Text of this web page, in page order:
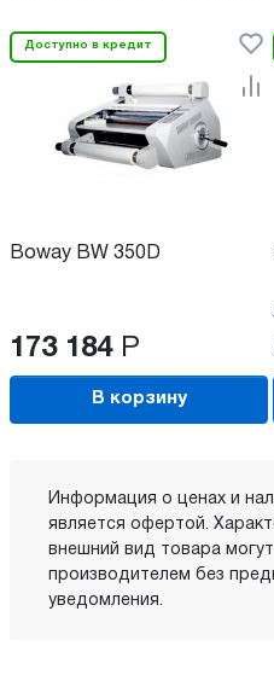
Доступно в кредит
Boway BW 350D
173 184 Р
В корзину
Информация о ценах и
является офертой.
внешний вид товара
производителем без
уведомления.